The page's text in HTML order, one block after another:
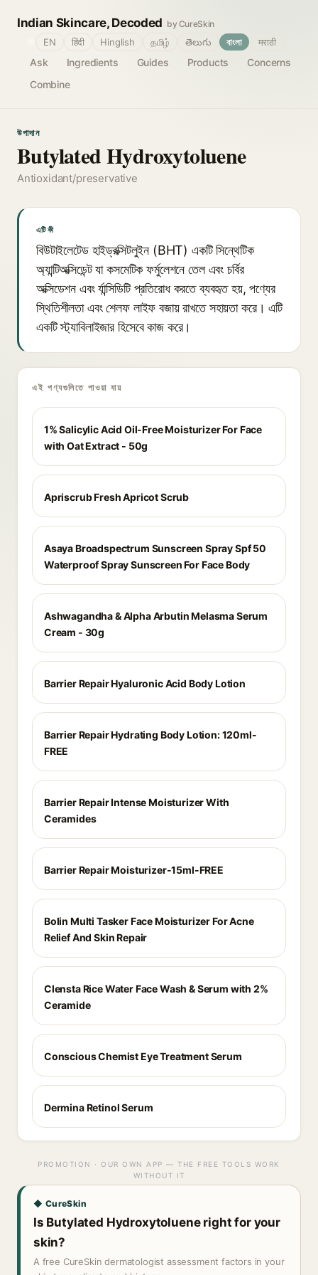
Indian Skincare, Decoded by CureSkin
Ask Ingredients Guides Products
Concerns
Combine
EN हिंदी Hinglish தமிழ் తెలుగు বাংলা मराठी
উপাদান
Butylated Hydroxytoluene
Antioxidant/preservative
এটি কী
বিউটাইলেটেড হাইড্রক্সিটলুইন (BHT) একটি সিন্থেটিক
অ্যান্টিঅক্সিডেন্ট যা কসমেটিক ফর্মুলেশনে তেল এবং চর্বির
অক্সিডেশন এবং র্যান্সিডিটি প্রতিরোধ করতে ব্যবহৃত হয়, পণ্যের
স্থিতিশীলতা এবং শেলফ লাইফ বজায় রাখতে সহায়তা করে। এটি
একটি স্ট্যাবিলাইজার হিসেবে কাজ করে।
এই পণ্যগুলিতে পাওয়া যায়
1% Salicylic Acid Oil-Free Moisturizer For Face
with Oat Extract - 50g
Apriscrub Fresh Apricot Scrub
Asaya Broadspectrum Sunscreen Spray Spf 50
Waterproof Spray Sunscreen For Face Body
Ashwagandha & Alpha Arbutin Melasma Serum
Cream - 30g
Barrier Repair Hyaluronic Acid Body Lotion
Barrier Repair Hydrating Body Lotion: 120ml-
FREE
Barrier Repair Intense Moisturizer With
Ceramides
Barrier Repair Moisturizer-15ml-FREE
Bolin Multi Tasker Face Moisturizer For Acne
Relief And Skin Repair
Clensta Rice Water Face Wash & Serum with 2%
Ceramide
Conscious Chemist Eye Treatment Serum
Dermina Retinol Serum
PROMOTION · OUR OWN APP — THE FREE TOOLS WORK
WITHOUT IT
◆ CureSkin
Is Butylated Hydroxytoluene right for your
skin?
A free CureSkin dermatologist assessment factors in your